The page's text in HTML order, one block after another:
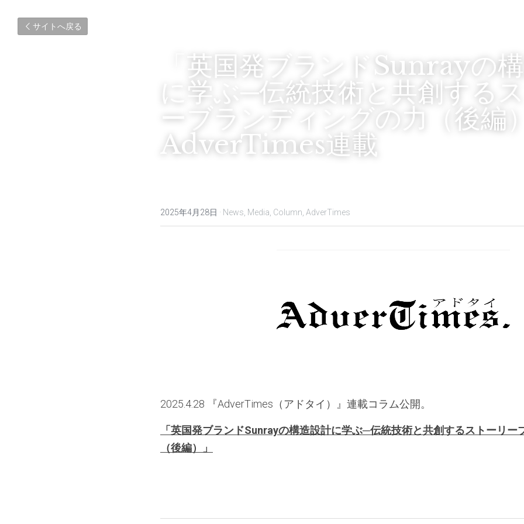
サイトへ戻る
「英国発ブランドSunrayの
に学ぶ─伝統技術と共創するス
ーブランディングの力（後編
AdverTimes連載
2025年4月28日 · News, Media, Column, AdverTimes
2025.4.28 『AdverTimes（アドタイ）』連載コラム公開。
「 英国発ブランドSunrayの構造設計に学ぶ─伝統技術と共創するストーリー
（後編）」